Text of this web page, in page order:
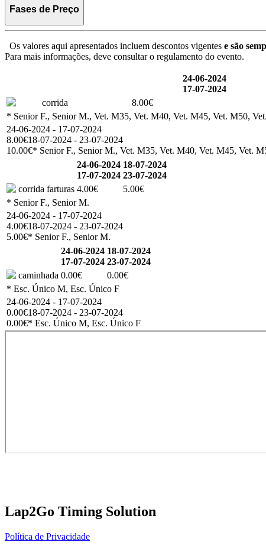
Fases de Preço
Os valores aqui apresentados incluem descontos vigentes e são
Para mais informações, deve consultar o regulamento do evento.
24-06-2024
17-07-2024
corrida
8.00€
* Senior F., Senior M., Vet. M35, Vet. M40, Vet. M45, Vet. M50,
24-06-2024 - 17-07-2024
8.00€18-07-2024 - 23-07-2024
10.00€* Senior F., Senior M., Vet. M35, Vet. M40, Vet. M45, Vet.
24-06-2024
17-07-2024
18-07-2024
23-07-2024
corrida farturas 4.00€
5.00€
* Senior F., Senior M.
24-06-2024 - 17-07-2024
4.00€18-07-2024 - 23-07-2024
5.00€* Senior F., Senior M.
24-06-2024
17-07-2024
18-07-2024
23-07-2024
caminhada 0.00€
0.00€
* Esc. Único M, Esc. Único F
24-06-2024 - 17-07-2024
0.00€18-07-2024 - 23-07-2024
0.00€* Esc. Único M, Esc. Único F
Lap2Go Timing Solution
Política de Privacidade